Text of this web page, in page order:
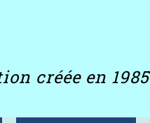
créée en 1985